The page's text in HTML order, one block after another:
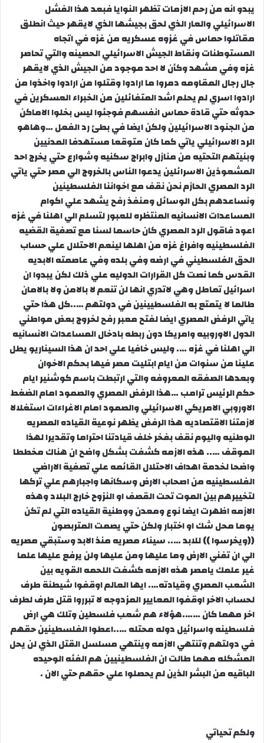
يبدو انه من رحم الازمات تظهر النوايا فبعد هذا الفشل
الاسرائيلي والعار الذي لحق بجيشها الذي لايقهر حيث انطلق
مقاتلوا حماس في غزوه عسكريه من غزه في اتجاه
المستوطنات ونقاط الجيش الاسرائيلي الحصينه والتي تحاصر
غزه وفي مشهد وكأن لا احد موجود من الجيش الذي لايقهر
جال رجال المقاومه دمروا ما ارادوا وقتلوا من ارادوا واخذوا من
ارادوا اسري لم يحلم اشد المتفائلين من الخبراء العسكرين في
حدوثه حتي قادة حماس انفسهم فوجئوا ليس بخلوا الاماكن
من الجنود الاسرائيلين ولكن ايضا في بطئ رد الفعل …وهاهو
الرد الاسرائيلي ياتي كما كان متوقعا مستهدفا المدنيين
وبنيتهم التحتيه من منازل وابراج سكنيه وشوارع حتي يخرج احد
المشعوذين الاسرائلين يدعوا الناس بالخروج الي مصر حتي ياتي
الرد المصري الحازم نحن نقف مع اخواننا الفلسطينين
ونساعدهم بكل الوسائل ومنفذ رفح يشهد علي اكوام
المساعدات الانسانيه المنتظره للعبور لتسلم الي اهلنا في غزه
اعود فاقول الرد المصري كان حاسما لسنا مع تصفية القضيه
الفلسطينيه وافراغ غزه من اهلها لينعم الاحتلال علي حساب
الحق الفلسطيني في ارضه وفي بلده وفي عاصمته الابديه
القدس كما نصت كل القرارات الدوليه علي ذلك لكن يبدوا ان
اسرائيل تماطل وهي لاتدري انها لن تنعم لا بالامن ولا بالامان
طالما لا يتمتع به الفلسطيينين في دولتهم …..كل هذا حتي
ياتي الرفض المصري ايضا لفتح معبر رفح لخروج بعض مواطني
الدول الاوروبيه وامريكا دون ربطه بادخال المساعدات الانسانيه
الي اهلنا في غزه …. وليس خافيا علي احد ان هذا السيناريو يطل
علينا من سنوات من ايام ابتليت مصر فيها بحكم الاخوان
وبعدها الصفقه المعروفه والتي ارتبطت باسم كوشنير ايام
حكم الرئيس ترامب …هذا الرفض المصري والصمود امام الضغط
الاوروبي الامريكي الاسرائيلي والصمود امام الاغراءات استغلالا
لازمتنا الاقتصاديه هذا الرفض يظهر نوعية القياده المصريه
الوطنيه واليوم نقف بفخر خلف قيادتنا احتراما وتقديرا لهذا
الموقف ….. هذه الازمه كشفت بشكل واضح ان هناك مخططا
واضحا لخدمة اهداف الاحتلال القائمه علي تصفية الاراضي
الفلسطينيه من اصحاب الارض وسكانها واجبارهم علي تركها
لتخييرهم بين الموت تحت القصف او النزوح خارج البلاد وهذه
الازمه اظهرت ايضا نوع ومعدن ووطنية القياده التي لم تكن
يوما محل شك او اختبار ولكن حتي يصمت المتربصون
((ويخرسوا )) للابد ….. سيناء مصريه منذ الابد وستبقي مصريه
الي ان تفني الارض وما عليها ومن عليها ولن يرفع عليها علما
غير علمك يامصر هذه الازمه كشفت اللحمه القويه بين
الشعب المصري وقيادته…. ايها العالم اوقفوا شيطنة طرف
لحساب الاخر اوقفوا المعايير المزدوجه لا تبرروا قتل طرف لطرف
اخر مهما كان …….هؤلاء هم شعب فلسطين وتلك هي ارض
فلسطينه واسرائيل دوله محتله …..اعطوا الفلسطينين حقهم
في دولتهم وتنتهي الازمه وينتهي مسلسل القتل الذي لن يحل
المشكله مهما طالت ان الفلسطينيين هم الفئه الوحيده
الباقيه من البشر الذين لم يحصلوا علي حقهم حتي الان .
ولكم تحياتي